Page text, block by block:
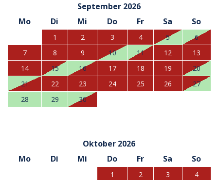
September 2026
Mo
Di Mi Do Fr Sa So
1 2 3 4 5
6
7
8 9 10 11 12
13
14
15 16 17 18 19
20
21
22 23 24 25 26
27
28
29 30
Oktober 2026
Mo
Di Mi Do Fr Sa So
1 2 3
4